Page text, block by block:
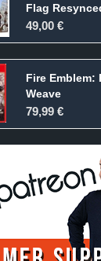
Flag
49,00 €
Fire Emblem:
Weave
79,99 €